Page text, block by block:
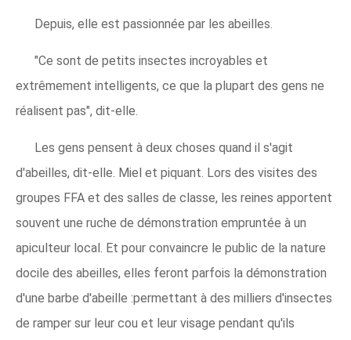
Depuis, elle est passionnée par les abeilles.
"Ce sont de petits insectes incroyables et
extrêmement intelligents, ce que la plupart des gens ne
réalisent pas", dit-elle.
Les gens pensent à deux choses quand il s'agit
d'abeilles, dit-elle. Miel et piquant. Lors des visites des
groupes FFA et des salles de classe, les reines apportent
souvent une ruche de démonstration empruntée à un
apiculteur local. Et pour convaincre le public de la nature
docile des abeilles, elles feront parfois la démonstration
d'une barbe d'abeille :permettant à des milliers d'insectes
de ramper sur leur cou et leur visage pendant qu'ils